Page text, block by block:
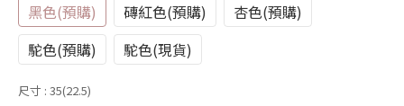
黑色(預購) 磚紅色(預購)
杏色(預購)
駝色(預購)
駝色(現貨)
尺寸 : 35(22.5)